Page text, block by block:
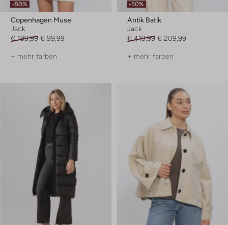
-50%
Copenhagen Muse
Jack
€ 199,99 € 99,99
+ mehr farben
-50%
Antik Batik
Jack
€ 419,99 € 209,99
+ mehr farben